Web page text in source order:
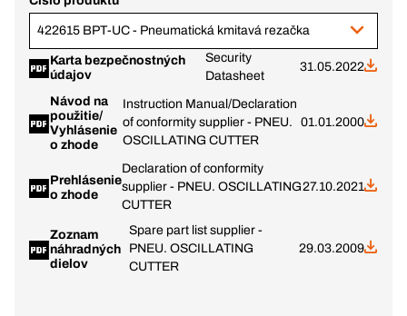
422615 BPT-UC - Pneumatická kmitavá rezačka
Karta bezpečnostných
údajov
Security
Datasheet
31.05.2022
Návod na
použitie/
Vyhlásenie
o zhode
Instruction Manual/Declaration
of conformity supplier - PNEU.
OSCILLATING CUTTER
01.01.2000
Prehlásenie
o zhode
Declaration of conformity
supplier - PNEU. OSCILLATING
CUTTER
27.10.2021
Zoznam
náhradných
dielov
Spare part list supplier -
PNEU. OSCILLATING
CUTTER
29.03.2009